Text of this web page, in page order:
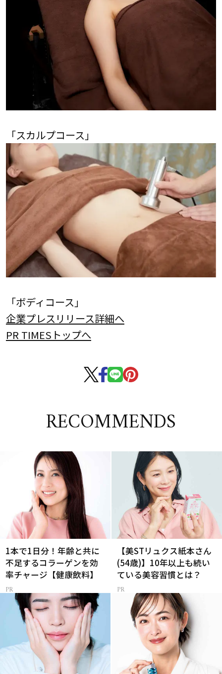
「スカルプコース」
「ボディコース」
企業プレスリリース詳細へ
PR TIMESトップへ
RECOMMENDS
1本で1日分！年齢と共に
不足するコラーゲンを効
率チャージ【健康飲料】
【美STリュクス紙本さん
(54歳)】10年以上も続い
ている美容習慣とは？